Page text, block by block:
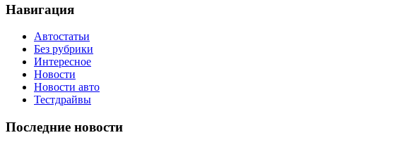
Навигация
Автостатьи
Без рубрики
Интересное
Новости
Новости авто
Тестдрайвы
Последние новости